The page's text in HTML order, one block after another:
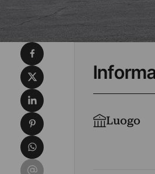
Luogo
Condividi su Facebook
Condividi su X
Condividi su LinkedIn
Condividi su Pinterest
Condividi su WhatsApp
Condividi su Email